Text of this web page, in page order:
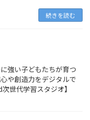
続きを読む
強い子どもたちが育つ
や創造力をデジタルで
世代学習スタジオ】